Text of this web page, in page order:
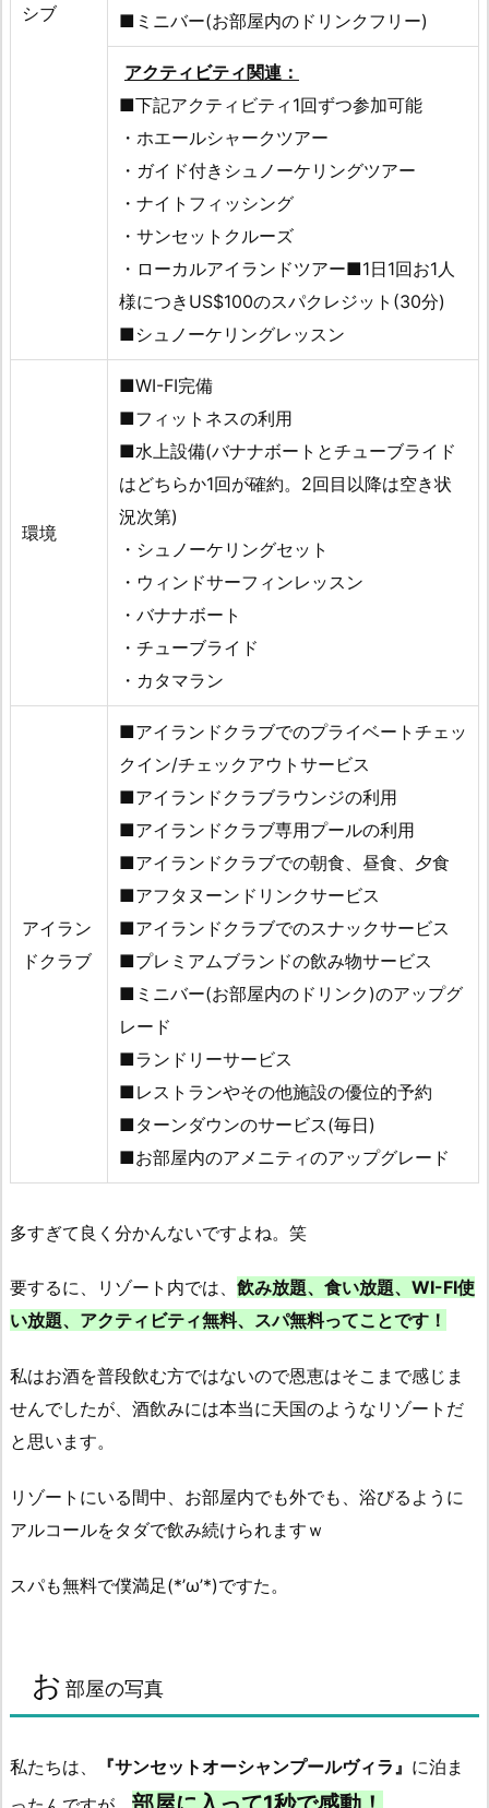
シブ
■ミニバー(お部屋内のドリンクフリー)
アクティビティ関連：
■下記アクティビティ1回ずつ参加可能
・ホエールシャークツアー
・ガイド付きシュノーケリングツアー
・ナイトフィッシング
・サンセットクルーズ
・ローカルアイランドツアー■1日1回お1人
様につきUS$100のスパクレジット(30分)
■シュノーケリングレッスン
環境
■WI-FI完備
■フィットネスの利用
■水上設備(バナナボートとチューブライド
はどちらか1回が確約。2回目以降は空き状
況次第)
・シュノーケリングセット
・ウィンドサーフィンレッスン
・バナナボート
・チューブライド
・カタマラン
アイラン
ドクラブ
■アイランドクラブでのプライベートチェッ
クイン/チェックアウトサービス
■アイランドクラブラウンジの利用
■アイランドクラブ専用プールの利用
■アイランドクラブでの朝食、昼食、夕食
■アフタヌーンドリンクサービス
■アイランドクラブでのスナックサービス
■プレミアムブランドの飲み物サービス
■ミニバー(お部屋内のドリンク)のアップグ
レード
■ランドリーサービス
■レストランやその他施設の優位的予約
■ターンダウンのサービス(毎日)
■お部屋内のアメニティのアップグレード
多すぎて良く分かんないですよね。笑
要するに、リゾート内では、 飲み放題、食い放題、WI-FI使
い放題、アクティビティ無料、スパ無料ってことです！
私はお酒を普段飲む方ではないので恩恵はそこまで感じま
せんでしたが、酒飲みには本当に天国のようなリゾートだ
と思います。
リゾートにいる間中、お部屋内でも外でも、浴びるように
アルコールをタダで飲み続けられますｗ
スパも無料で僕満足(*’ω’*)ですた。
お 部屋の写真
私たちは、 『サンセットオーシャンプールヴィラ』 に泊ま